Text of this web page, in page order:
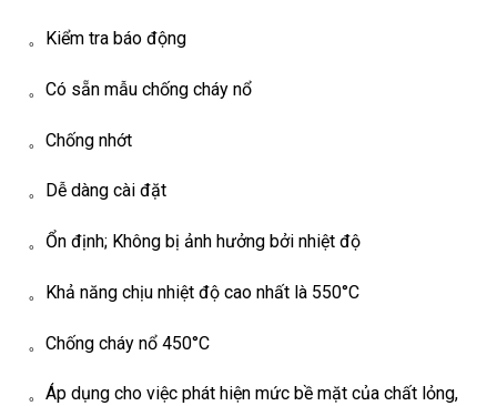
。Kiểm tra báo động
。Có sẵn mẫu chống cháy nổ
。Chống nhớt
。Dễ dàng cài đặt
。Ổn định; Không bị ảnh hưởng bởi nhiệt độ
。Khả năng chịu nhiệt độ cao nhất là 550°C
。Chống cháy nổ 450°C
。Áp dụng cho việc phát hiện mức bề mặt của chất lỏng,